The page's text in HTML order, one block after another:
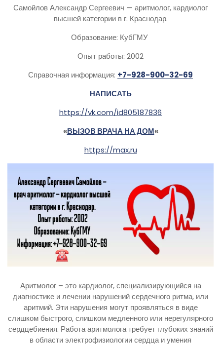
Самойлов Александр Сергеевич — аритмолог, кардиолог
высшей категории в г. Краснодар.
Образование: КубГМУ
Опыт работы: 2002
Справочная информация: +7-928-900-32-69
НАПИСАТЬ
https://vk.com/id805187836
«ВЫЗОВ ВРАЧА НА ДОМ«
https://max.ru
Аритмолог – это кардиолог, специализирующийся на
диагностике и лечении нарушений сердечного ритма, или
аритмий. Эти нарушения могут проявляться в виде
слишком быстрого, слишком медленного или нерегулярного
сердцебиения. Работа аритмолога требует глубоких знаний
в области электрофизиологии сердца и умения